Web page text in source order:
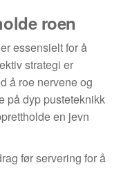
roen
essensielt for å
strategi er
å roe nervene og
på dyp pusteteknikk
en jevn
før servering for å